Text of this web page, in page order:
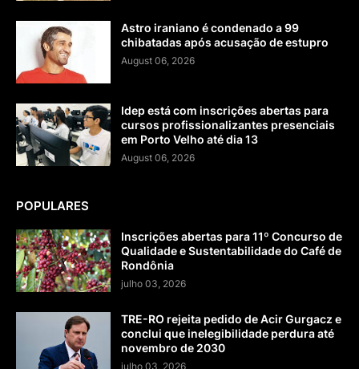
Astro iraniano é condenado a 99
chibatadas após acusação de estupro
August 06, 2026
Idep está com inscrições abertas para
cursos profissionalizantes presenciais
em Porto Velho até dia 13
August 06, 2026
POPULARES
Inscrições abertas para 11º Concurso de
Qualidade e Sustentabilidade do Café de
Rondônia
julho 03, 2026
TRE-RO rejeita pedido de Acir Gurgacz e
conclui que inelegibilidade perdura até
novembro de 2030
julho 03, 2026